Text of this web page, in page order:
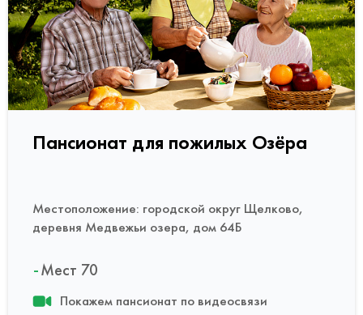
Пансионат для пожилых Озёра
Местоположение: городской округ Щелково,
деревня Медвежьи озера, дом 64Б
Мест 70
Покажем пансионат по видеосвязи